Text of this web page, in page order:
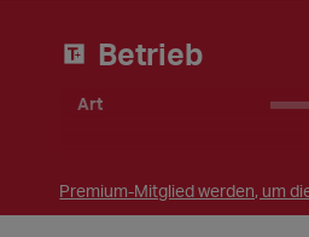
Betrieb
Art
Premium-Mitglied werden, um